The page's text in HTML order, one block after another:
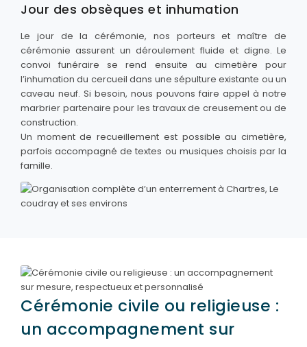
Jour des obsèques et inhumation
Le jour de la cérémonie, nos porteurs et maître de
cérémonie assurent un déroulement fluide et digne. Le
convoi funéraire se rend ensuite au cimetière pour
l’inhumation du cercueil dans une sépulture existante ou un
caveau neuf. Si besoin, nous pouvons faire appel à notre
marbrier partenaire pour les travaux de creusement ou de
construction.
Un moment de recueillement est possible au cimetière,
parfois accompagné de textes ou musiques choisis par la
famille.
Cérémonie civile ou religieuse :
un accompagnement sur